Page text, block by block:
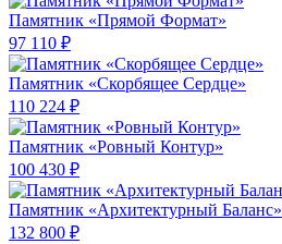
Памятник «Прямой Формат»
97 110 ₽
Памятник «Скорбящее Сердце»
110 224 ₽
Памятник «Ровный Контур»
100 430 ₽
Памятник «Архитектурный Баланс»
132 800 ₽